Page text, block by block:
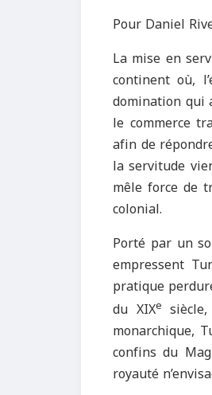
Pour Daniel
La mise en
continent où,
domination qui
le commerce
afin de
la servitude
mêle force de
colonial.
Porté par un
empressent
pratique
du XIXe
monarchique,
confins du
royauté